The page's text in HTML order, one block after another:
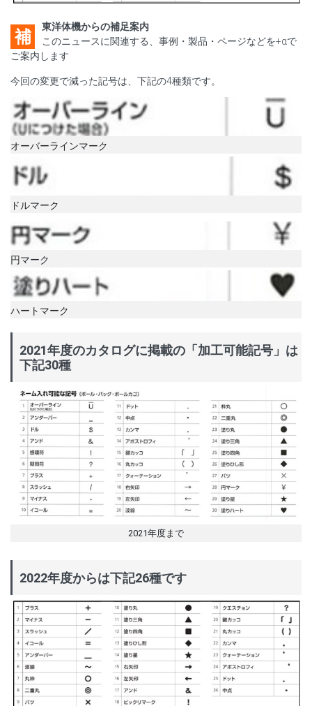
補
東洋体機からの補足案内
このニュースに関連する、事例・製品・ページなどを+αで
ご案内します
今回の変更で減った記号は、下記の4種類です。
オーバーラインマーク
ドルマーク
円マーク
ハートマーク
2021年度のカタログに掲載の「加工可能記号」は
下記30種
2021年度まで
2022年度からは下記26種です